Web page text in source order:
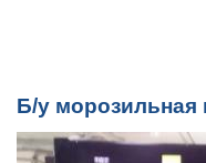
Б/у морозильная